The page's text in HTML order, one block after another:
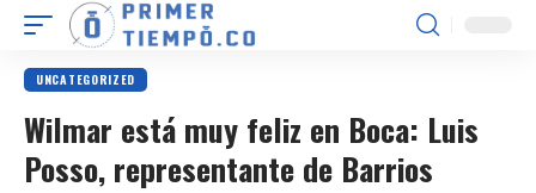
UNCATEGORIZED
Wilmar está muy feliz en Boca: Luis
Posso, representante de Barrios